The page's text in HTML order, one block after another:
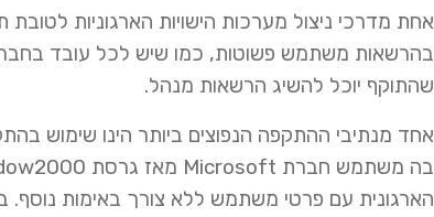
אחת מדרכי ניצול מערכות הישויות הארגוניות
בהרשאות משתמש פשוטות, כמו שיש לכל עובד
שהתוקף יוכל להשיג הרשאות מנהל.